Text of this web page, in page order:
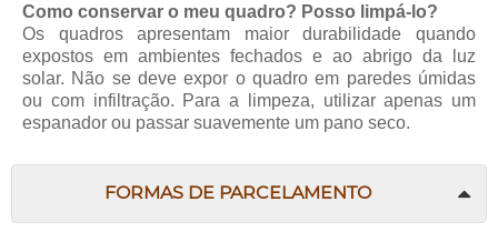
Como conservar o meu quadro? Posso limpá-lo?
Os quadros apresentam maior durabilidade quando
expostos em ambientes fechados e ao abrigo da luz
solar. Não se deve expor o quadro em paredes úmidas
ou com infiltração. Para a limpeza, utilizar apenas um
espanador ou passar suavemente um pano seco.
FORMAS DE PARCELAMENTO